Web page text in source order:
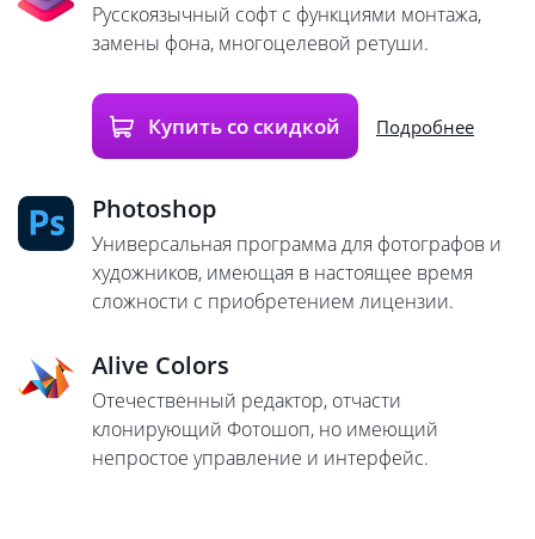
Русскоязычный софт с функциями монтажа,
замены фона, многоцелевой ретуши.
Купить со скидкой Подробнее
Photoshop
Универсальная программа для фотографов и
художников, имеющая в настоящее время
сложности с приобретением лицензии.
Alive Colors
Отечественный редактор, отчасти
клонирующий Фотошоп, но имеющий
непростое управление и интерфейс.